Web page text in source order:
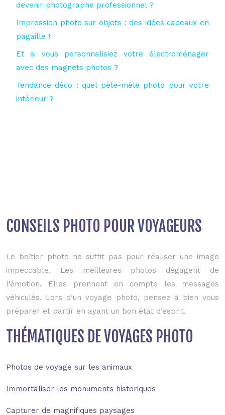
devenir photographe professionnel ?
Impression photo sur objets : des idées cadeaux en
pagaille !
Et si vous personnalisiez votre électroménager
avec des magnets photos ?
Tendance déco : quel pèle-mèle photo pour votre
intérieur ?
CONSEILS PHOTO POUR VOYAGEURS
Le boîtier photo ne suffit pas pour réaliser une image
impeccable. Les meilleures photos dégagent de
l’émotion. Elles prennent en compte les messages
véhiculés. Lors d’un voyage photo, pensez à bien vous
préparer et partir en ayant un bon état d’esprit.
THÉMATIQUES DE VOYAGES PHOTO
Photos de voyage sur les animaux
Immortaliser les monuments historiques
Capturer de magnifiques paysages